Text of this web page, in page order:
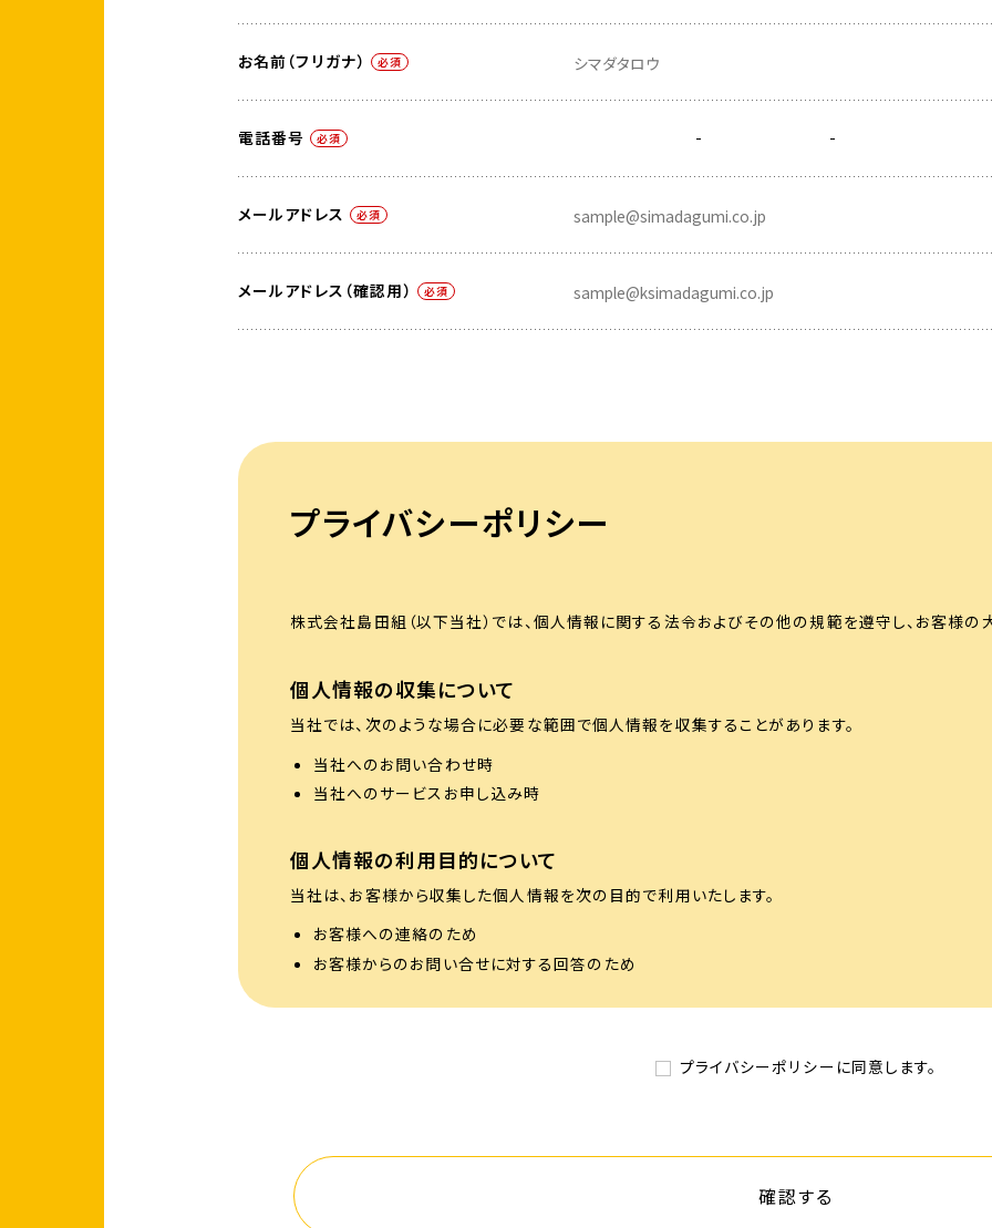
お名前（フリガナ） 必須
電話番号 必須 - -
メールアドレス 必須
メールアドレス（確認用） 必須
プライバシーポリシー
株式会社島田組（以下当社）では、個人情報に関する法令およびその他の規範を遵守し、お客様の
個人情報の収集について
当社では、次のような場合に必要な範囲で個人情報を収集することがあります。
当社へのお問い合わせ時
当社へのサービスお申し込み時
個人情報の利用目的について
当社は、お客様から収集した個人情報を次の目的で利用いたします。
お客様への連絡のため
お客様からのお問い合せに対する回答のため
警察からの要請など、官公署からの要請の場合
プライバシーポリシーに同意します。